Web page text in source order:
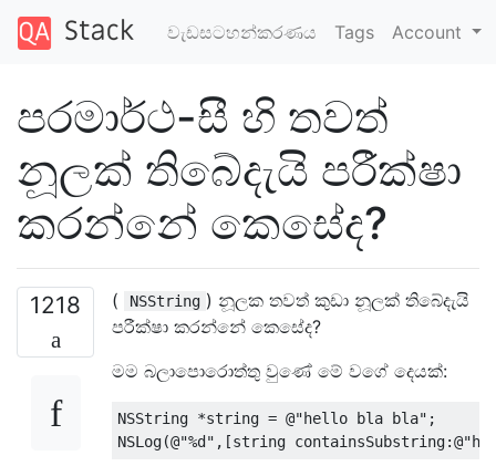
වැඩසටහන්කරණය Tags Account
පරමාර්ථ-සී හි තවත්
නූලක් තිබේදැයි පරීක්ෂා
කරන්නේ කෙසේද?
1218 ( NSString ) නූලක තවත් කුඩා නූලක් තිබේදැයි
පරීක්ෂා කරන්නේ කෙසේද?
මම බලාපොරොත්තු වුණේ මේ වගේ දෙයක්:
NSString *string = @"hello bla bla" ;
NSLog(@"%d" ,[string containsSubstring:@